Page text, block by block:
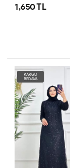
1,650 TL
KARGO
BEDAVA